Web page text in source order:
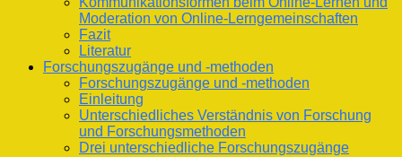
Moderation von Online-Lerngemeinschaften
Fazit
Literatur
Forschungszugänge und -methoden
Forschungszugänge und -methoden
Einleitung
Unterschiedliches Verständnis von Forschung
und Forschungsmethoden
Drei unterschiedliche Forschungszugänge